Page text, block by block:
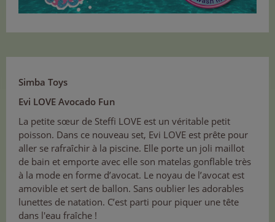
Simba Toys
Evi LOVE Avocado Fun
La petite sœur de Steffi LOVE est un véritable petit
poisson. Dans ce nouveau set, Evi LOVE est prête pour
aller se rafraîchir à la piscine. Elle porte un joli maillot
de bain et emporte avec elle son matelas gonflable très
à la mode en forme d’avocat. Le noyau de l’avocat est
amovible et sert de ballon. Sans oublier les adorables
lunettes de natation. C’est parti pour piquer une tête
dans l'eau fraîche !